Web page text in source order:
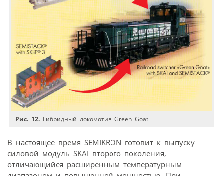
Рис. 12. Гибридный локомотив Green Goat
В настоящее время SEMIKRON готовит к выпуску
силовой модуль SKAI второго поколения,
отличающийся расширенным температурным